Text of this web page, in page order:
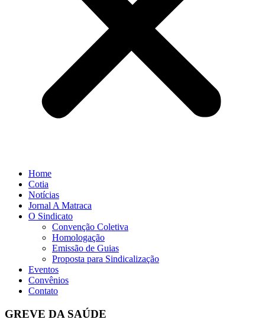
Home
Cotia
Notícias
Jornal A Matraca
O Sindicato
Convenção Coletiva
Homologação
Emissão de Guias
Proposta para Sindicalização
Eventos
Convênios
Contato
GREVE DA SAÚDE